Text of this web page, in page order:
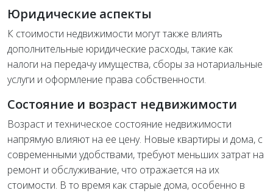
Юридические аспекты
К стоимости недвижимости могут также влиять
дополнительные юридические расходы, такие как
налоги на передачу имущества, сборы за нотариальные
услуги и оформление права собственности.
Состояние и возраст недвижимости
Возраст и техническое состояние недвижимости
напрямую влияют на ее цену. Новые квартиры и дома, с
современными удобствами, требуют меньших затрат на
ремонт и обслуживание, что отражается на их
стоимости. В то время как старые дома, особенно в